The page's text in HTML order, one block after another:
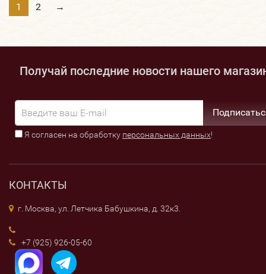
1 2 →
Получай последние новости нашего
Я согласен на обработку персональных данных!
КОНТАКТЫ
г. Москва, ул. Летчика Бабушкина, д. 32к3.
+7 (925) 926-05-60